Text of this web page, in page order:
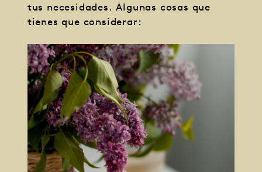
tus necesidades. Algunas cosas que
tienes que considerar: